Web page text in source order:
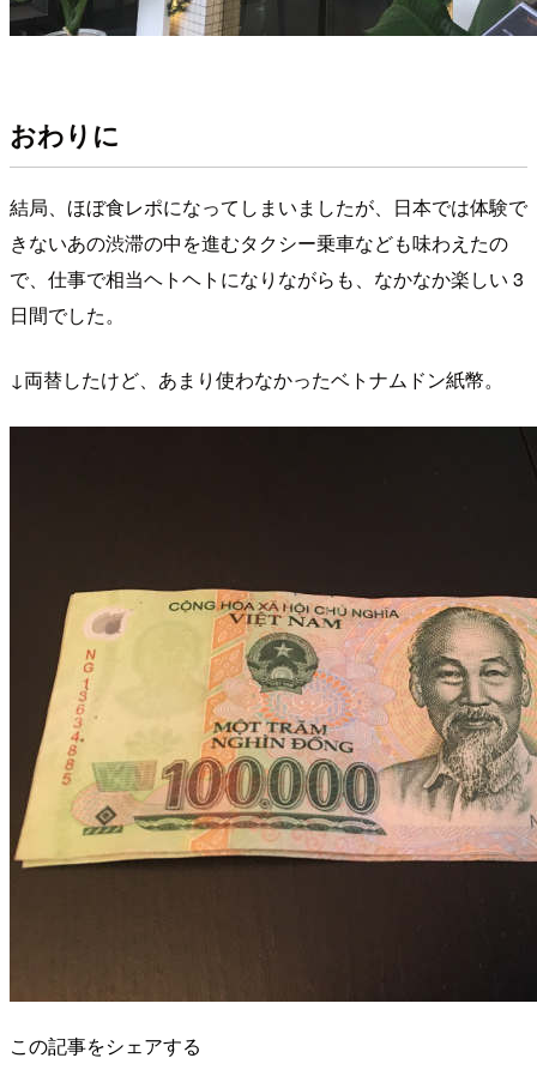
おわりに
結局、ほぼ食レポになってしまいましたが、日本では体験で
きないあの渋滞の中を進むタクシー乗車なども味わえたの
で、仕事で相当ヘトヘトになりながらも、なかなか楽しい 3
日間でした。
↓両替したけど、あまり使わなかったベトナムドン紙幣。
この記事をシェアする